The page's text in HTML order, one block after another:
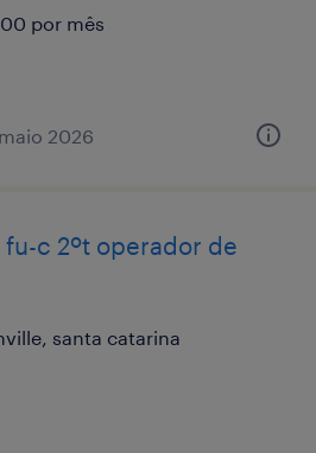
por mês
2026
c 2ºt operador de
santa catarina